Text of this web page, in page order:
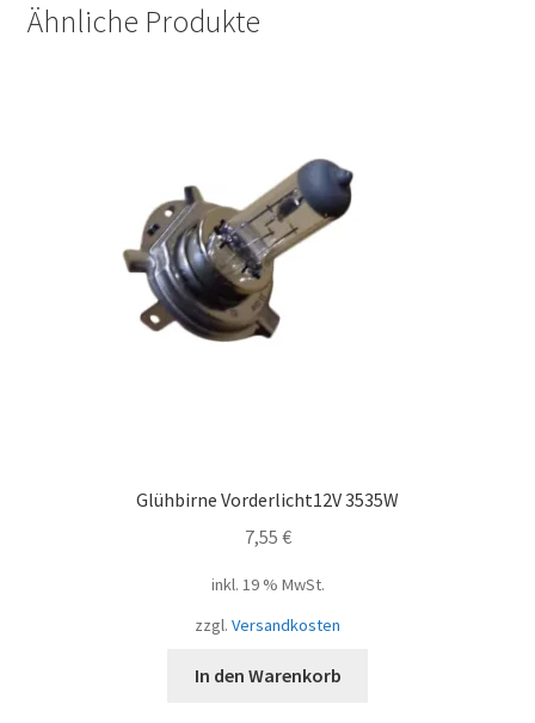
Ähnliche Produkte
Glühbirne Vorderlicht12V 3535W
7,55 €
inkl. 19 % MwSt.
zzgl. Versandkosten
In den Warenkorb